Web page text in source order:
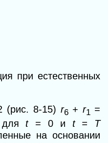
при естественных
(рис. 8-15) r6+r1 =
t= 0 и t = Т
на основании